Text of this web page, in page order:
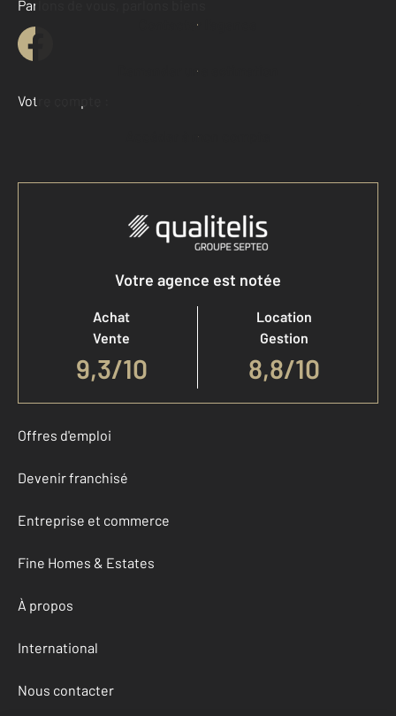
Contacter l'agence
Demander une estimation
Parlons de vous, parlons biens
Votre compte :
Accéder à mon compte
Votre agence est notée
Achat
Vente
9,3/10
Location
Gestion
8,8/10
Offres d'emploi
Devenir franchisé
Entreprise et commerce
Fine Homes & Estates
À propos
International
Nous contacter